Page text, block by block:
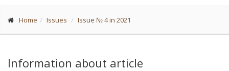
Home Issues Issue № 4 in 2021
Information about article